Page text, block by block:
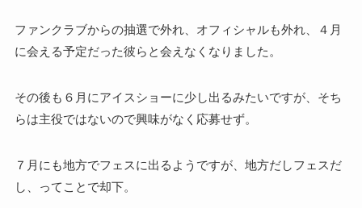
ファンクラブからの抽選で外れ、オフィシャルも外れ、４月
に会える予定だった彼らと会えなくなりました。
その後も６月にアイスショーに少し出るみたいですが、そち
らは主役ではないので興味がなく応募せず。
７月にも地方でフェスに出るようですが、地方だしフェスだ
し、ってことで却下。